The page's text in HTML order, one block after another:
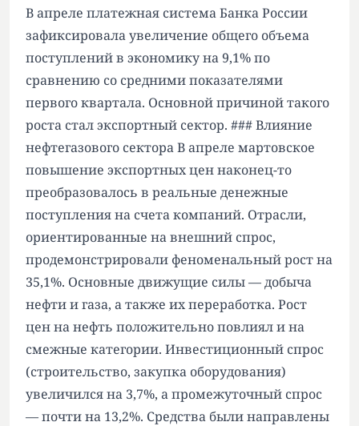
В апреле платежная система Банка России
зафиксировала увеличение общего объема
поступлений в экономику на 9,1% по
сравнению со средними показателями
первого квартала. Основной причиной такого
роста стал экспортный сектор. ### Влияние
нефтегазового сектора В апреле мартовское
повышение экспортных цен наконец-то
преобразовалось в реальные денежные
поступления на счета компаний. Отрасли,
ориентированные на внешний спрос,
продемонстрировали феноменальный рост на
35,1%. Основные движущие силы — добыча
нефти и газа, а также их переработка. Рост
цен на нефть положительно повлиял и на
смежные категории. Инвестиционный спрос
(строительство, закупка оборудования)
увеличился на 3,7%, а промежуточный спрос
— почти на 13,2%. Средства были направлены